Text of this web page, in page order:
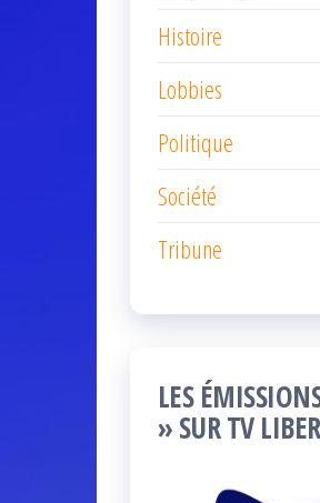
Histoire
Lobbies
Politique
Société
Tribune
LES
» SUR TV